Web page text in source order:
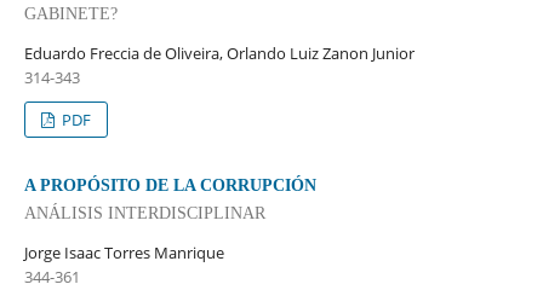
GABINETE?
Eduardo Freccia de Oliveira, Orlando Luiz Zanon Junior
314-343
PDF
A PROPÓSITO DE LA CORRUPCIÓN
ANÁLISIS INTERDISCIPLINAR
Jorge Isaac Torres Manrique
344-361